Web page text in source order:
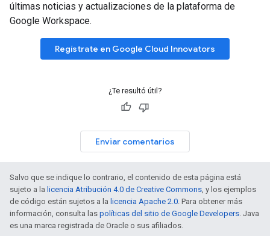
últimas noticias y actualizaciones de la plataforma de
Google Workspace.
Regístrate en Google Cloud Innovators
¿Te resultó útil?
Enviar comentarios
Salvo que se indique lo contrario, el contenido de esta página está
sujeto a la licencia Atribución 4.0 de Creative Commons, y los ejemplos
de código están sujetos a la licencia Apache 2.0. Para obtener más
información, consulta las políticas del sitio de Google Developers. Java
es una marca registrada de Oracle o sus afiliados.